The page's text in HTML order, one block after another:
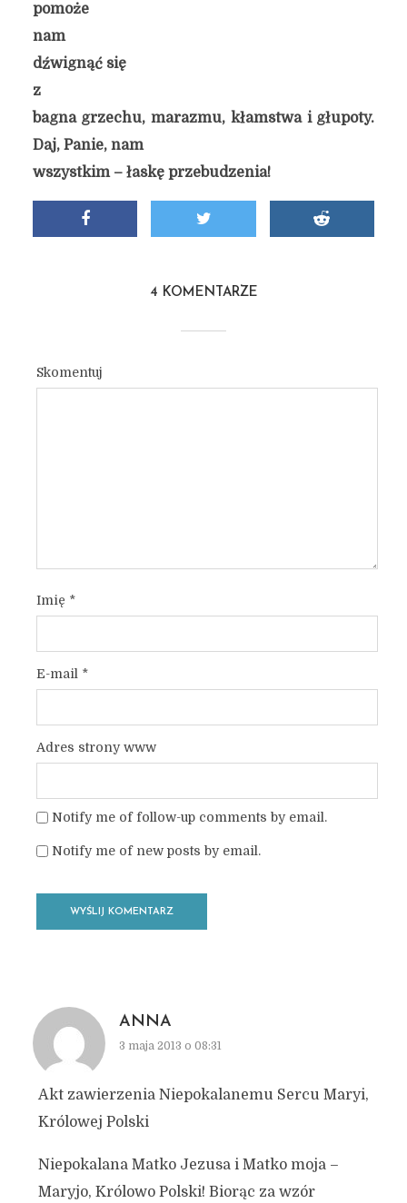
pomoże
nam
dźwignąć się
z
bagna grzechu, marazmu, kłamstwa i głupoty.
Daj, Panie, nam
wszystkim – łaskę przebudzenia!
4 KOMENTARZE
Skomentuj
Imię *
E-mail *
Adres strony www
Notify me of follow-up comments by email.
Notify me of new posts by email.
ANNA
3 maja 2013 o 08:31
Akt zawierzenia Niepokalanemu Sercu Maryi,
Królowej Polski
Niepokalana Matko Jezusa i Matko moja –
Maryjo, Królowo Polski! Biorąc za wzór